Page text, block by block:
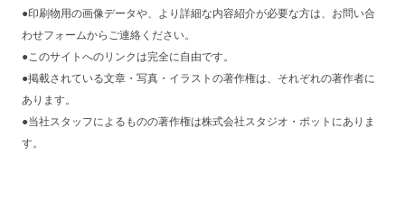
●印刷物用の画像データや、より詳細な内容紹介が必要な方は、お問い合
わせフォームからご連絡ください。
●このサイトへのリンクは完全に自由です。
●掲載されている文章・写真・イラストの著作権は、それぞれの著作者に
あります。
●当社スタッフによるものの著作権は株式会社スタジオ・ポットにありま
す。